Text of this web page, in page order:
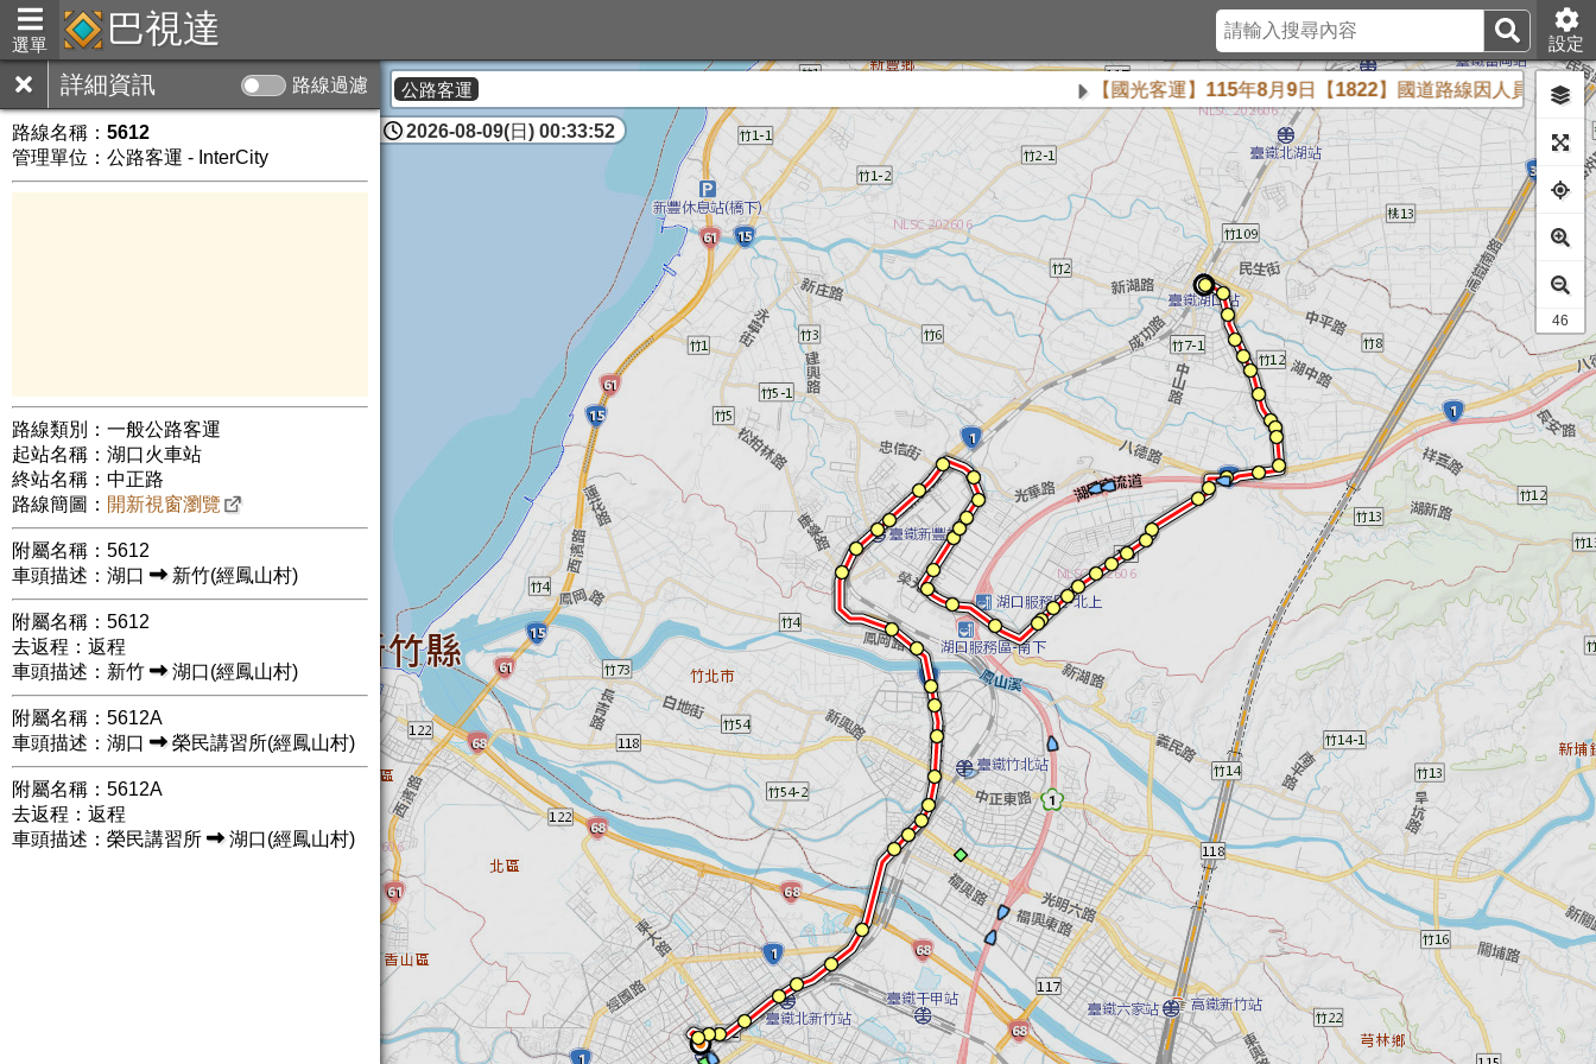
選單 巴視達 設定
詳細資訊 路線過濾
路線名稱： 5612
管理單位：公路客運 - InterCity
路線類別：一般公路客運
起站名稱：湖口火車站
終站名稱：中正路
路線簡圖： 開新視窗瀏覽
附屬名稱：5612
車頭描述：湖口
新竹(經鳳山村)
附屬名稱：5612
去返程：返程
車頭描述：新竹
湖口(經鳳山村)
附屬名稱：5612A
車頭描述：湖口
榮民講習所(經鳳山村)
附屬名稱：5612A
去返程：返程
車頭描述：榮民講習所
湖口(經鳳山村)
公路客運 【國光客運】115年8月9日【1822】國道路線因人員不足，臨
2026-08-09(日) 00:33:52
40